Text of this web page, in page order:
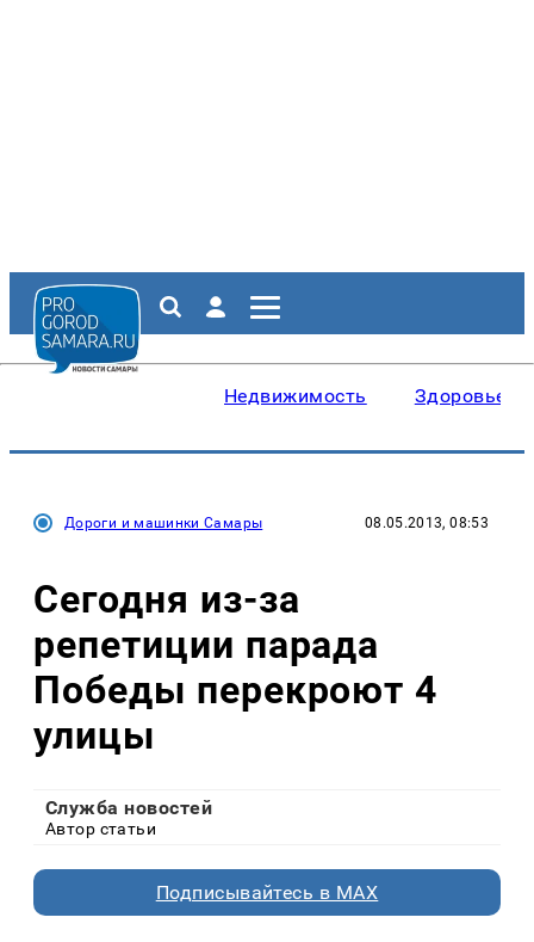
Недвижимость Здоровье
Дороги и машинки Самары 08.05.2013, 08:53
Сегодня из-за
репетиции парада
Победы перекроют 4
улицы
Служба новостей
Автор статьи
Подписывайтесь в MAX